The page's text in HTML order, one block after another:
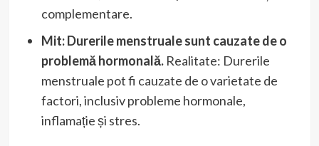
complementare.
Mit: Durerile menstruale sunt cauzate de o
problemă hormonală.Realitate: Durerile
menstruale pot fi cauzate de o varietate de
factori, inclusiv probleme hormonale,
inflamație și stres.